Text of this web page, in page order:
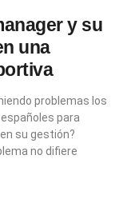
y su
una
problemas los
para
su gestión?
no difiere